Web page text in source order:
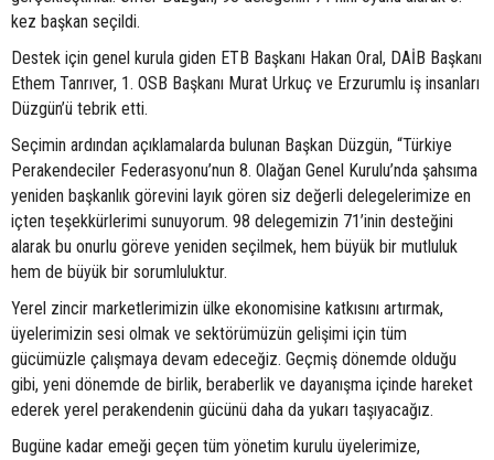
kez başkan seçildi.
Destek için genel kurula giden ETB Başkanı Hakan Oral, DAİB Başkanı
Ethem Tanrıver, 1. OSB Başkanı Murat Urkuç ve Erzurumlu iş insanları
Düzgün’ü tebrik etti.
Seçimin ardından açıklamalarda bulunan Başkan Düzgün, “Türkiye
Perakendeciler Federasyonu’nun 8. Olağan Genel Kurulu’nda şahsıma
yeniden başkanlık görevini layık gören siz değerli delegelerimize en
içten teşekkürlerimi sunuyorum. 98 delegemizin 71’inin desteğini
alarak bu onurlu göreve yeniden seçilmek, hem büyük bir mutluluk
hem de büyük bir sorumluluktur.
Yerel zincir marketlerimizin ülke ekonomisine katkısını artırmak,
üyelerimizin sesi olmak ve sektörümüzün gelişimi için tüm
gücümüzle çalışmaya devam edeceğiz. Geçmiş dönemde olduğu
gibi, yeni dönemde de birlik, beraberlik ve dayanışma içinde hareket
ederek yerel perakendenin gücünü daha da yukarı taşıyacağız.
Bugüne kadar emeği geçen tüm yönetim kurulu üyelerimize,